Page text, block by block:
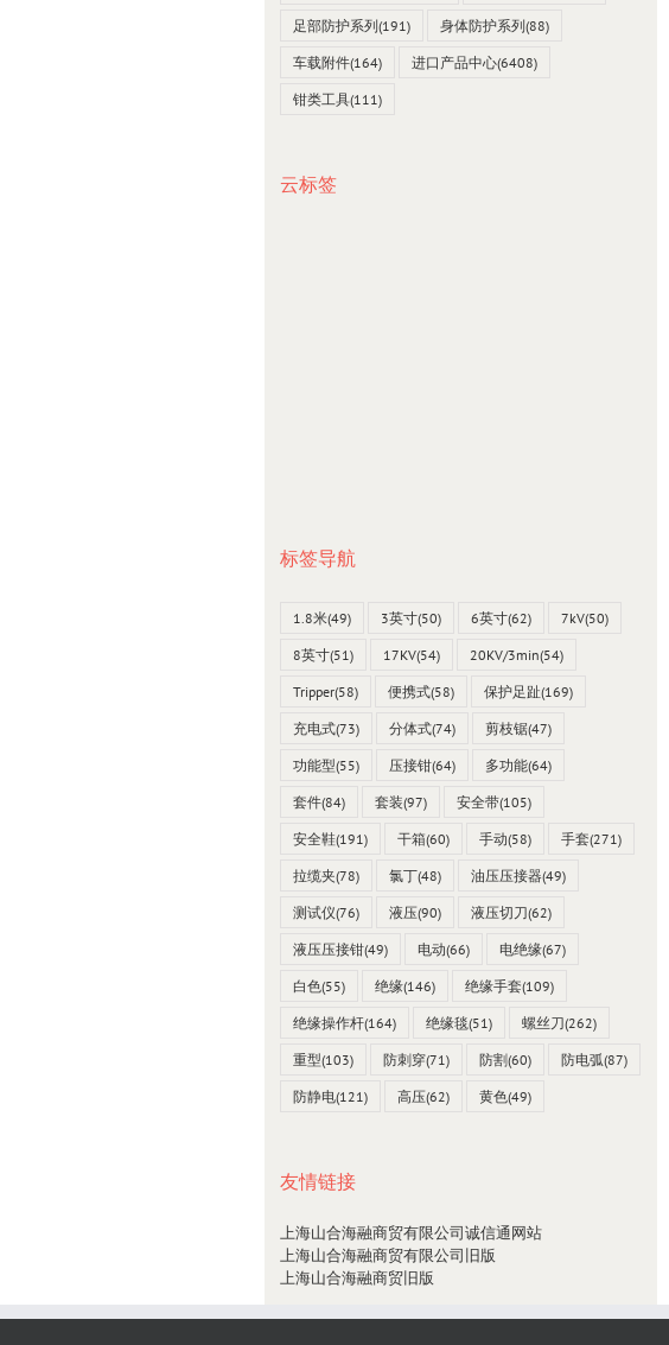
足部防护系列(191) 身体防护系列(88)
车载附件(164) 进口产品中心(6408)
钳类工具(111)
云标签
标签导航
1.8米(49) 3英寸(50) 6英寸(62) 7kV(50)
8英寸(51) 17KV(54) 20KV/3min(54)
Tripper(58) 便携式(58) 保护足趾(169)
充电式(73) 分体式(74) 剪枝锯(47)
功能型(55) 压接钳(64) 多功能(64)
套件(84) 套装(97) 安全带(105)
安全鞋(191) 干箱(60) 手动(58) 手套(271)
拉缆夹(78) 氯丁(48) 油压压接器(49)
测试仪(76) 液压(90) 液压切刀(62)
液压压接钳(49) 电动(66) 电绝缘(67)
白色(55) 绝缘(146) 绝缘手套(109)
绝缘操作杆(164) 绝缘毯(51) 螺丝刀(262)
重型(103) 防刺穿(71) 防割(60) 防电弧(87)
防静电(121) 高压(62) 黄色(49)
友情链接
上海山合海融商贸有限公司诚信通网站
上海山合海融商贸有限公司旧版
上海山合海融商贸旧版